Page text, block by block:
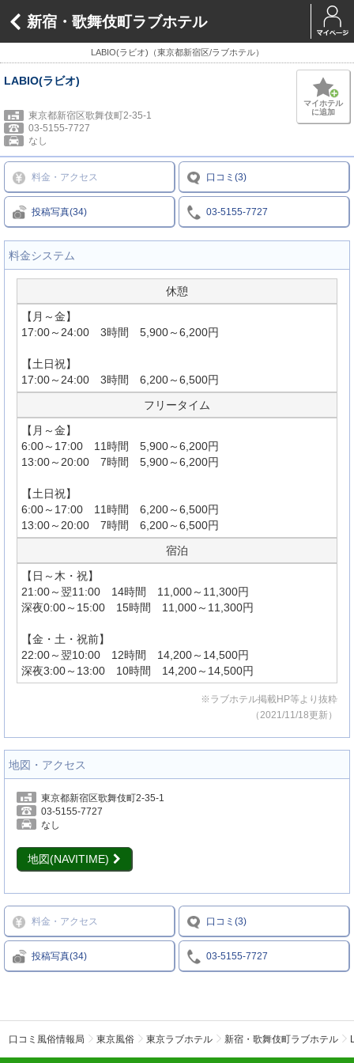
新宿・歌舞伎町ラブホテル
LABIO(ラビオ)（東京都新宿区/ラブホテル）
LABIO(ラビオ)
東京都新宿区歌舞伎町2-35-1
03-5155-7727
なし
マイホテル
に追加
料金・アクセス 口コミ(3)
投稿写真(34) 03-5155-7727
料金システム
休憩
【月～金】
17:00～24:00 3時間 5,900～6,200円
【土日祝】
17:00～24:00 3時間 6,200～6,500円
フリータイム
【月～金】
6:00～17:00 11時間 5,900～6,200円
13:00～20:00 7時間 5,900～6,200円
【土日祝】
6:00～17:00 11時間 6,200～6,500円
13:00～20:00 7時間 6,200～6,500円
宿泊
【日～木・祝】
21:00～翌11:00 14時間 11,000～11,300円
深夜0:00～15:00 15時間 11,000～11,300円
【金・土・祝前】
22:00～翌10:00 12時間 14,200～14,500円
深夜3:00～13:00 10時間 14,200～14,500円
※ラブホテル掲載HP等より抜粋
（2021/11/18更新）
地図・アクセス
東京都新宿区歌舞伎町2-35-1
03-5155-7727
なし
地図(NAVITIME)
料金・アクセス 口コミ(3)
投稿写真(34) 03-5155-7727
口コミ風俗情報局 東京風俗 東京ラブホテル 新宿・歌舞伎町ラブホテル